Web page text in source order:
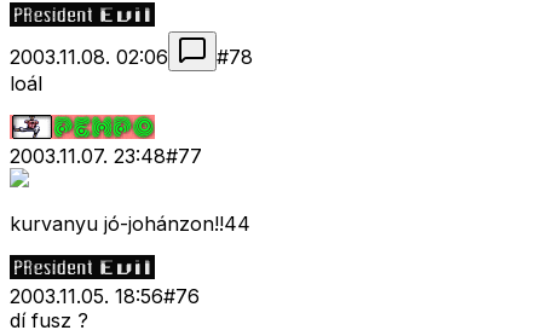
2003.11.08. 02:06 #78
loál
2003.11.07. 23:48#77
kurvanyu jó-johánzon!!44
2003.11.05. 18:56#76
dí fusz ?